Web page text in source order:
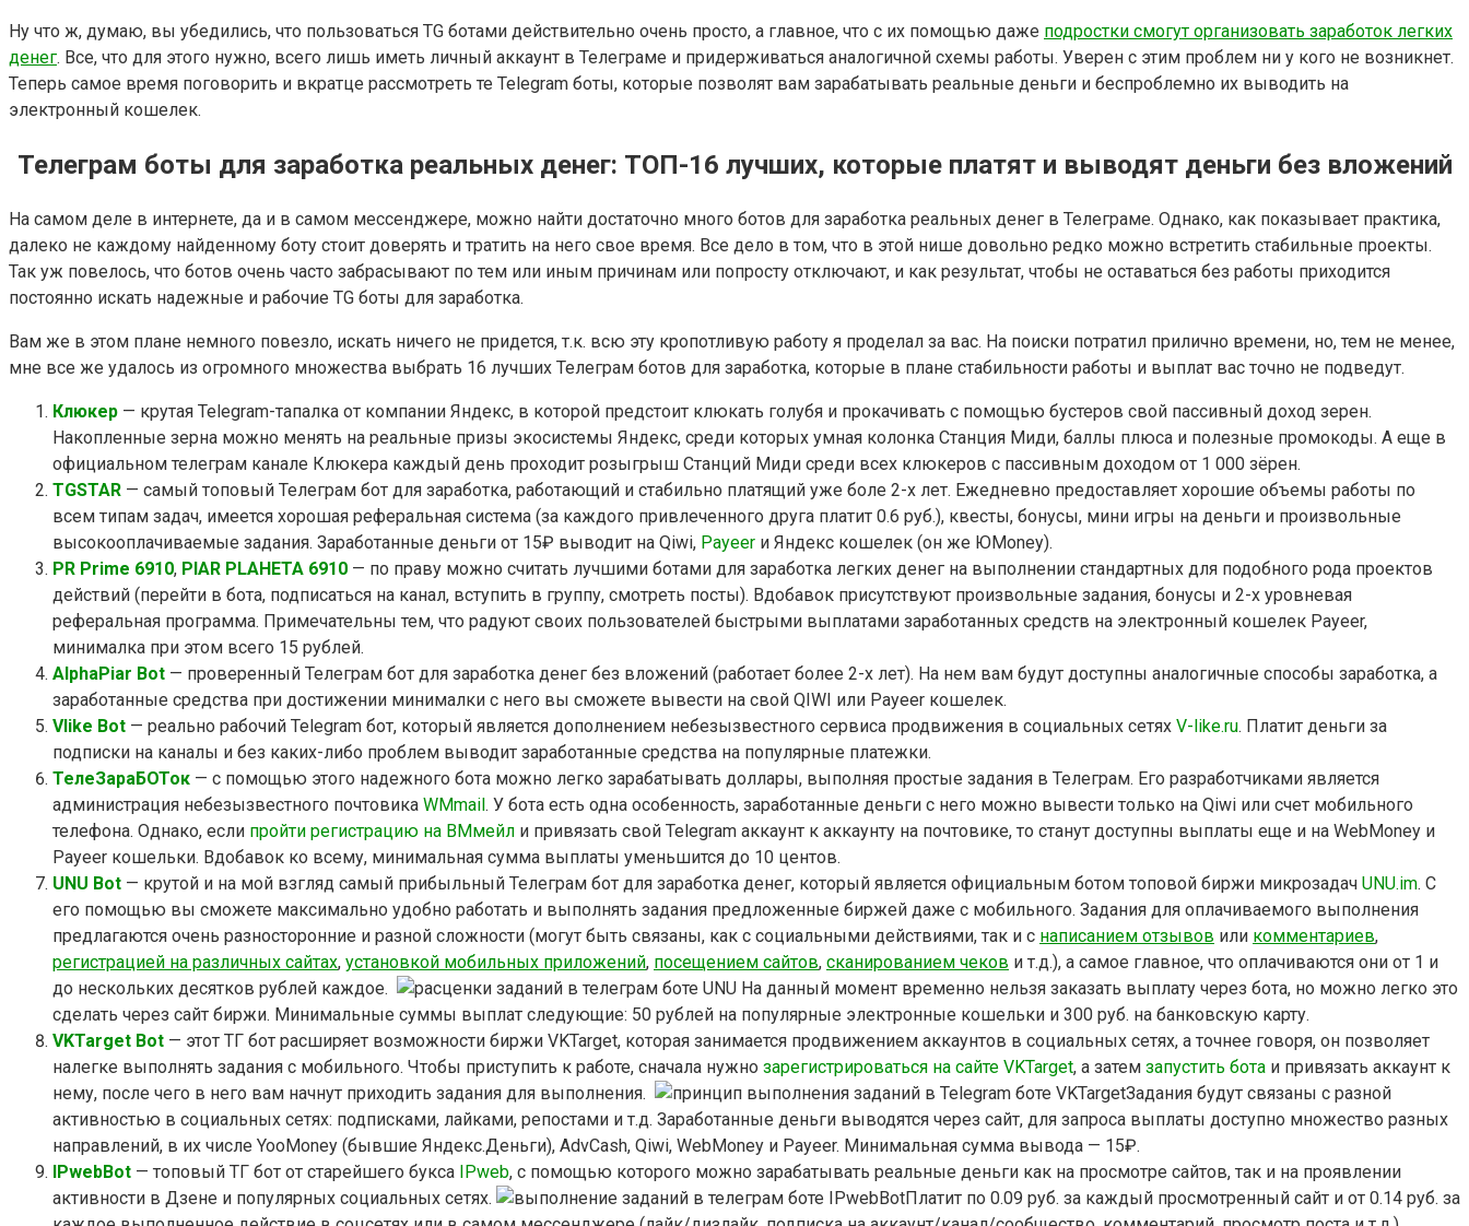
Ну что ж, думаю, вы убедились, что пользоваться TG ботами действительно очень просто, а главное, что с их помощью даже подростки смогут организовать заработок легких
денег. Все, что для этого нужно, всего лишь иметь личный аккаунт в Телеграме и придерживаться аналогичной схемы работы. Уверен с этим проблем ни у кого не возникнет.
Теперь самое время поговорить и вкратце рассмотреть те Telegram боты, которые позволят вам зарабатывать реальные деньги и беспроблемно их выводить на
электронный кошелек.
Телеграм боты для заработка реальных денег: ТОП-16 лучших, которые платят и выводят деньги без вложений
На самом деле в интернете, да и в самом мессенджере, можно найти достаточно много ботов для заработка реальных денег в Телеграме. Однако, как показывает практика,
далеко не каждому найденному боту стоит доверять и тратить на него свое время. Все дело в том, что в этой нише довольно редко можно встретить стабильные проекты.
Так уж повелось, что ботов очень часто забрасывают по тем или иным причинам или попросту отключают, и как результат, чтобы не оставаться без работы приходится
постоянно искать надежные и рабочие TG боты для заработка.
Вам же в этом плане немного повезло, искать ничего не придется, т.к. всю эту кропотливую работу я проделал за вас. На поиски потратил прилично времени, но, тем не менее,
мне все же удалось из огромного множества выбрать 16 лучших Телеграм ботов для заработка, которые в плане стабильности работы и выплат вас точно не подведут.
Клюкер — крутая Telegram-тапалка от компании Яндекс, в которой предстоит клюкать голубя и прокачивать с помощью бустеров свой пассивный доход зерен.
Накопленные зерна можно менять на реальные призы экосистемы Яндекс, среди которых умная колонка Станция Миди, баллы плюса и полезные промокоды. А еще в
официальном телеграм канале Клюкера каждый день проходит розыгрыш Станций Миди среди всех клюкеров с пассивным доходом от 1 000 зёрен.
TGSTAR — самый топовый Телеграм бот для заработка, работающий и стабильно платящий уже боле 2-х лет. Ежедневно предоставляет хорошие объемы работы по
всем типам задач, имеется хорошая реферальная система (за каждого привлеченного друга платит 0.6 руб.), квесты, бонусы, мини игры на деньги и произвольные
высокооплачиваемые задания. Заработанные деньги от 15₽ выводит на Qiwi, Payeer и Яндекс кошелек (он же ЮMoney).
PR Prime 6910, PIAR PLAHETA 6910 — по праву можно считать лучшими ботами для заработка легких денег на выполнении стандартных для подобного рода проектов
действий (перейти в бота, подписаться на канал, вступить в группу, смотреть посты). Вдобавок присутствуют произвольные задания, бонусы и 2-х уровневая
реферальная программа. Примечательны тем, что радуют своих пользователей быстрыми выплатами заработанных средств на электронный кошелек Payeer,
минималка при этом всего 15 рублей.
AlphaPiar Bot — проверенный Телеграм бот для заработка денег без вложений (работает более 2-х лет). На нем вам будут доступны аналогичные способы заработка, а
заработанные средства при достижении минималки с него вы сможете вывести на свой QIWI или Payeer кошелек.
Vlike Bot — реально рабочий Telegram бот, который является дополнением небезызвестного сервиса продвижения в социальных сетях V-like.ru. Платит деньги за
подписки на каналы и без каких-либо проблем выводит заработанные средства на популярные платежки.
ТелеЗараБОТок — с помощью этого надежного бота можно легко зарабатывать доллары, выполняя простые задания в Телеграм. Его разработчиками является
администрация небезызвестного почтовика WMmail . У бота есть одна особенность, заработанные деньги с него можно вывести только на Qiwi или счет мобильного
телефона. Однако, если пройти регистрацию на ВМмейл и привязать свой Telegram аккаунт к аккаунту на почтовике, то станут доступны выплаты еще и на WebMoney и
Payeer кошельки. Вдобавок ко всему, минимальная сумма выплаты уменьшится до 10 центов.
UNU Bot — крутой и на мой взгляд самый прибыльный Телеграм бот для заработка денег, который является официальным ботом топовой биржи микрозадач UNU.im. С
его помощью вы сможете максимально удобно работать и выполнять задания предложенные биржей даже с мобильного. Задания для оплачиваемого выполнения
предлагаются очень разносторонние и разной сложности (могут быть связаны, как с социальными действиями, так и с написанием отзывов или комментариев,
регистрацией на различных сайтах, установкой мобильных приложений, посещением сайтов, сканированием чеков и т.д.), а самое главное, что оплачиваются они от 1 и
до нескольких десятков рублей каждое.
На данный момент временно нельзя заказать выплату через бота, но можно легко это
сделать через сайт биржи. Минимальные суммы выплат следующие: 50 рублей на популярные электронные кошельки и 300 руб. на банковскую карту.
VKTarget Bot — этот ТГ бот расширяет возможности биржи VKTarget, которая занимается продвижением аккаунтов в социальных сетях, а точнее говоря, он позволяет
налегке выполнять задания с мобильного. Чтобы приступить к работе, сначала нужно зарегистрироваться на сайте VKTarget, а затем запустить бота и привязать аккаунт к
нему, после чего в него вам начнут приходить задания для выполнения.
Задания будут связаны с разной
активностью в социальных сетях: подписками, лайками, репостами и т.д. Заработанные деньги выводятся через сайт, для запроса выплаты доступно множество разных
направлений, в их числе YooMoney (бывшие Яндекс.Деньги), AdvCash, Qiwi, WebMoney и Payeer. Минимальная сумма вывода — 15₽.
IPwebBot — топовый ТГ бот от старейшего букса IPweb, с помощью которого можно зарабатывать реальные деньги как на просмотре сайтов, так и на проявлении
активности в Дзене и популярных социальных сетях.
Платит по 0.09 руб. за каждый просмотренный сайт и от 0.14 руб. за